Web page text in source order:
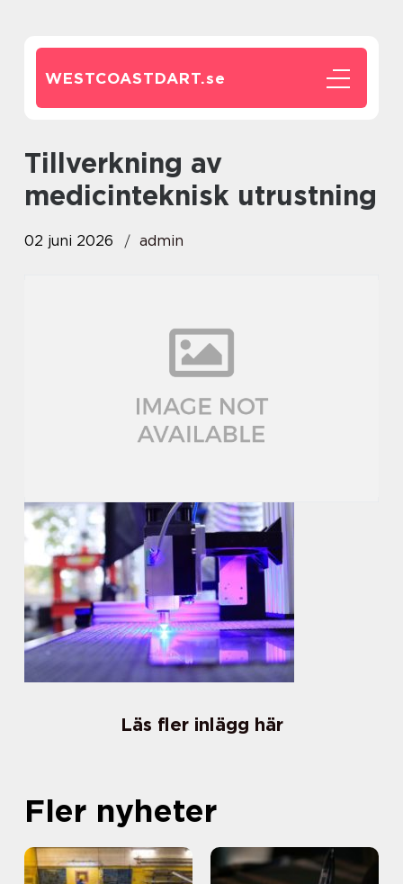
WESTCOASTDART.se
tillverkning av
medicinteknisk utrustning
02 juni 2026 admin
Läs fler inlägg här
Fler nyheter